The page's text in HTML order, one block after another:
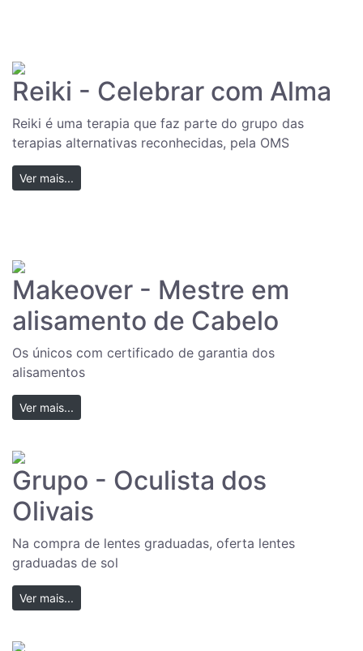
Reiki - Celebrar com Alma
Reiki é uma terapia que faz parte do grupo das
terapias alternativas reconhecidas, pela OMS
Ver mais...
Makeover - Mestre em
alisamento de Cabelo
Os únicos com certificado de garantia dos
alisamentos
Ver mais...
Grupo - Oculista dos
Olivais
Na compra de lentes graduadas, oferta lentes
graduadas de sol
Ver mais...